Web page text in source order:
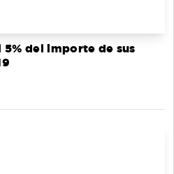
del importe de sus